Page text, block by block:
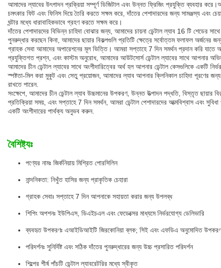
আমাদের ল্যাবের উৎপাদন প্রক্রিয়া সম্পূর্ণ ডিজিটাল এবং উন্নত ফ্রিজিং প্রযুক্তি ব্যবহার
চমৎকার ফিট এবং ফিনিস দিয়ে তৈরি করতে সক্ষম করে, দাঁতের পেশাদারদের জন্য সামঞ্জস্য এবং
ঘন্টার মধ্যে ধারাবাহিকভাবে গ্রহণ করতে সক্ষম করে।
দাঁতের পেশাদারদের বিভিন্ন চাহিদা বোঝার জন্য, আমাদের চায়না ডেন্টাল ল্যাব 16 টি শেডের
পুনরুদ্ধার করছেন কিনা, আমাদের ছায়ার বিকল্পগুলি প্রতিটি ক্ষেত্রে সর্বোত্তম ফলাফল অর্জনের
গ্রাহক সেবা আমাদের অপারেশনের মূল ভিত্তি। আমরা সপ্তাহে 7 দিন সমর্থন প্রদান করি
প্রযুক্তিগত প্রশ্ন, এবং কাস্টম অনুরোধ, আমাদের আউটসোর্স ডেন্টাল ল্যাবের সাথে আপনার
আমাদের চীন ডেন্টাল ল্যাবের সাথে অংশীদারিত্বের অর্থ হল আপনার ডেন্টাল কেসগুলিকে একটি
স্পষ্টতা-মিল করা মুকুট এবং সেতু প্রয়োজন, আমাদের ল্যাব আপনার ক্লিনিকাল চাহিদা পূরণের
রাখতে পারেন.
সংক্ষেপে, আমাদের চীন ডেন্টাল ল্যাব উচ্চমানের উপকরণ, উন্নত উত্পাদন পদ্ধতি, বিস্তৃত
প্রতিক্রিয়া সময়, এবং সপ্তাহে 7 দিন সমর্থন, আমরা ডেন্টাল পেশাদারদের আত্মবিশ্বাস এবং
একটি অংশীদারের পার্থক্য অনুভব করুন.
বৈশিষ্ট্যঃ
পণ্যের নামঃ জির্কনিয়ায় মিশ্রিত পোরসিলিন
নান্দনিকতা: নিখুঁত হাসির জন্য প্রাকৃতিক চেহারা
গ্রাহক সেবাঃ সপ্তাহে 7 দিন আপনাকে সহায়তা করার জন্য উপলব্ধ
শিপিং অপশনঃ ইউপিএস, ডিএইচএল এবং ফেডেক্সের মাধ্যমে নির্ভরযোগ্য ডেলিভারি
ব্যবহৃত উপকরণঃ এআইডিআইটি জিরকোনিয়া ব্লক; সিই এবং এফডিএ অনুমোদিত উপকরণ
পরিদর্শনঃ সুনির্দিষ্ট এবং সঠিক দাঁতের পুনরুদ্ধারের জন্য উচ্চ প্রসারিত পরিদর্শন
শিল্পের শীর্ষ পাঁচটি ডেন্টাল ল্যাবরেটরির মধ্যে স্বীকৃত